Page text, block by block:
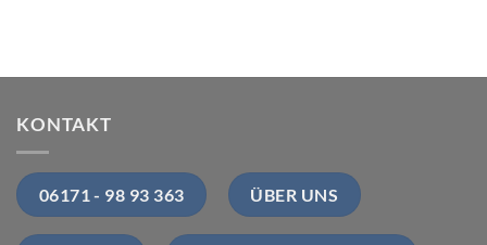
KONTAKT
06171 - 98 93 363 ÜBER UNS